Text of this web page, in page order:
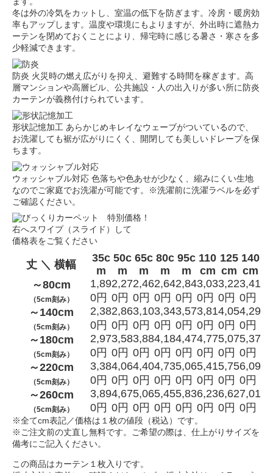
冬は外の冷気をカットし、室温の低下を防ぎます。冷房・暖房効
率もアップします。温度や環境にもよりますが、外出時に遮熱カ
ーテンを閉めておくことにより、帰宅時に感じる暑さ・寒さを多
少軽減できます。
防炎 火災時の燃え広がりを抑え、避難する時間を稼ぎます。高
層マンションや高層ビル、公共施設・人の出入りが多い所に防炎
カーテンが義務付けられています。
形状記憶加工 あらかじめキレイなウェーブがついているので、
お洗濯しても裾が広がりにくく、開閉しても美しいドレープを保
ちます。
ウォッシャブル対応 色落ちや色あせが少なく、縮みにくい生地
なのでご家庭でお洗濯が可能です。※洗濯前に洗濯ラベルを必ず
ご確認ください。
右へスワイプ（スライド）して
価格表をご覧ください
丈 ＼ 横幅
35c
m
50c
m
65c
m
80c
m
95c
m
110
cm
125
cm
140
cm
～80cm
（5cm刻み）
1,89
0円
2,27
0円
2,46
0円
2,64
0円
2,84
0円
3,03
0円
3,22
0円
3,41
0円
～140cm
（5cm刻み）
2,38
0円
2,86
0円
3,10
0円
3,34
0円
3,57
0円
3,81
0円
4,05
0円
4,29
0円
～180cm
（5cm刻み）
2,97
0円
3,58
0円
3,88
0円
4,18
0円
4,47
0円
4,77
0円
5,07
0円
5,37
0円
～220cm
（5cm刻み）
3,38
0円
4,06
0円
4,40
0円
4,73
0円
5,06
0円
5,41
0円
5,75
0円
6,09
0円
～260cm
（5cm刻み）
3,89
0円
4,67
0円
5,06
0円
5,45
0円
5,83
0円
6,23
0円
6,62
0円
7,01
0円
※全てcm表記／価格は１枚の値段（税込）です。
※ご注文前の丈直し無料です。ご希望の際は、仕上がりサイズを
備考にご記入ください。
この商品はカーテン１枚入りです。